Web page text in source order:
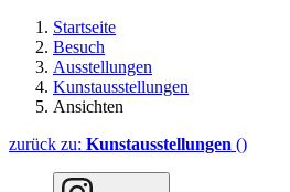
Startseite
Besuch
Ausstellungen
Kunstausstellungen
Ansichten
zurück zu: Kunstausstellungen ()